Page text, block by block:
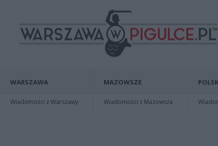
WARSZAWA
Wiadomości z Warszawy
MAZOWSZE
Wiadomości z Mazowsza